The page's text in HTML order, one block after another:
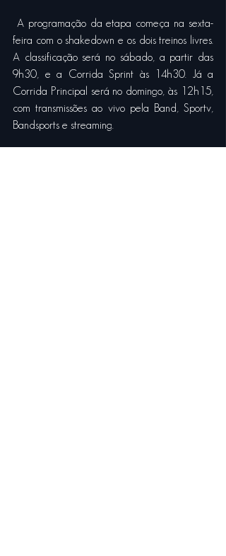
A programação da etapa começa na sexta-
feira com o shakedown e os dois treinos livres.
A classificação será no sábado, a partir das
9h30, e a Corrida Sprint às 14h30. Já a
Corrida Principal será no domingo, às 12h15,
com transmissões ao vivo pela Band, Sportv,
Bandsports e streaming.